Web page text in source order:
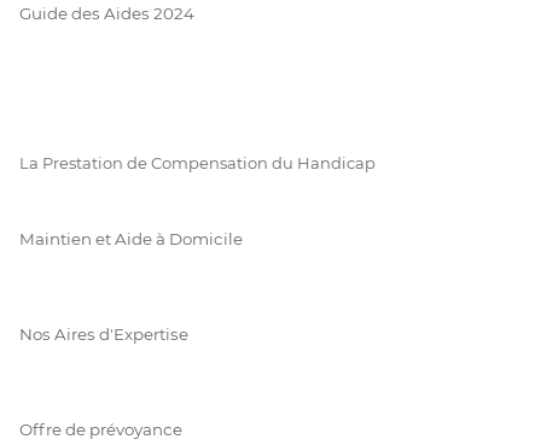
Guide des Aides 2024
La Prestation de Compensation du Handicap
Maintien et Aide à Domicile
Nos Aires d'Expertise
Offre de prévoyance